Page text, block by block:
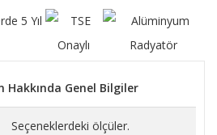
Hakkında Genel Bilgiler
Seçeneklerdeki ölçüler.